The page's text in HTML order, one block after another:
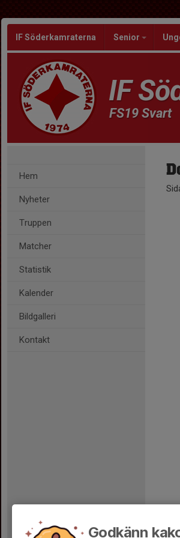
IF Söderkamraterna Senior
IF
FS19 Svart
Hem
Nyheter
Truppen
Matcher
Statistik
Kalender
Bildgalleri
Kontakt
Godkänn